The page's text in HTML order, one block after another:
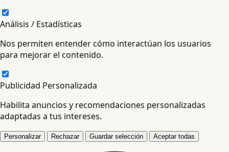
Análisis / Estadísticas
Nos permiten entender cómo interactúan los usuarios
para mejorar el contenido.
Publicidad Personalizada
Habilita anuncios y recomendaciones personalizadas
adaptadas a tus intereses.
Personalizar Rechazar Guardar selección Aceptar todas